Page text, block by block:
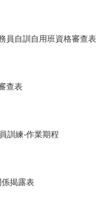
員自訓自用班資格審查表
查表
訓練-作業期程
揭露表